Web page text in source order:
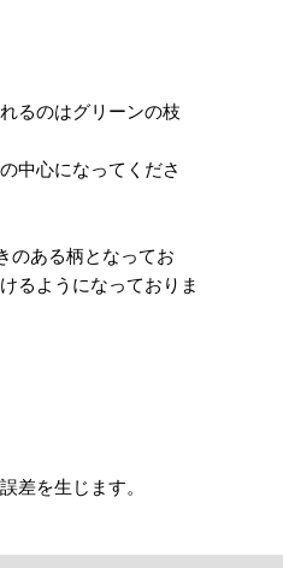
るのはグリーンの枝
中心になってくださ
のある柄となってお
るようになっておりま
差を生じます。